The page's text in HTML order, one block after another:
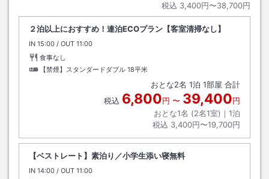
税込 3,400円〜38,700円
２泊以上におすすめ！連泊ECOプラン【客室清掃なし】
IN チェックイン
15:00 / OUT チェックアウト
11:00
食事なし
【禁煙】スタンダードダブル 18平米
おとな2名 1泊 1部屋 合計
税込 6,800円 〜 39,400円
おとな1名 (2名1室)｜ 1泊
税込 3,400円〜19,700円
【ベストレート】素泊り／小学生添い寝無料
IN チェックイン
14:00 / OUT チェックアウト
11:00